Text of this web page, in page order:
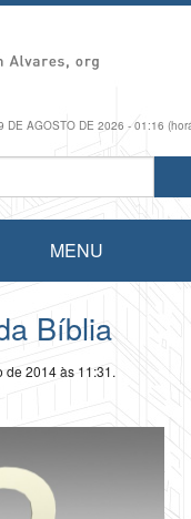
DE AGOSTO DE 2026 - 01:16
MENU
Bíblia
de 2014 às 11:31.